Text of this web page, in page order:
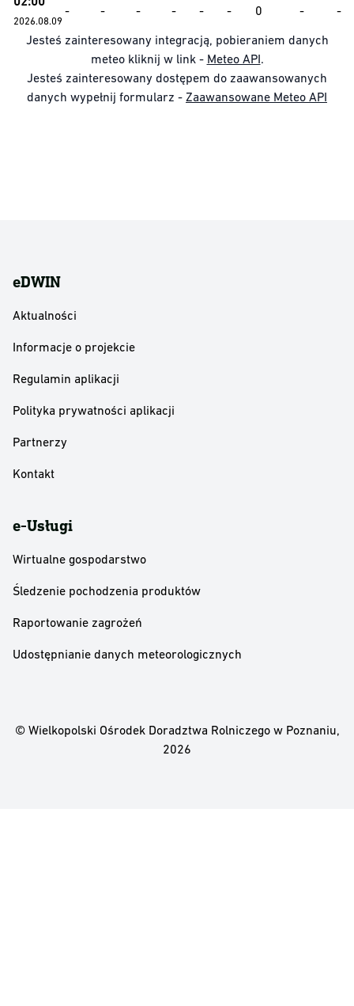
2026.08.09
- - - - - - 0 - -
Jesteś zainteresowany integracją, pobieraniem danych
meteo kliknij w link - Meteo API.
Jesteś zainteresowany dostępem do zaawansowanych
danych wypełnij formularz - Zaawansowane Meteo API
eDWIN
Aktualności
Informacje o projekcie
Regulamin aplikacji
Polityka prywatności aplikacji
Partnerzy
Kontakt
e-Usługi
Wirtualne gospodarstwo
Śledzenie pochodzenia produktów
Raportowanie zagrożeń
Udostępnianie danych meteorologicznych
© Wielkopolski Ośrodek Doradztwa Rolniczego w Poznaniu,
2026